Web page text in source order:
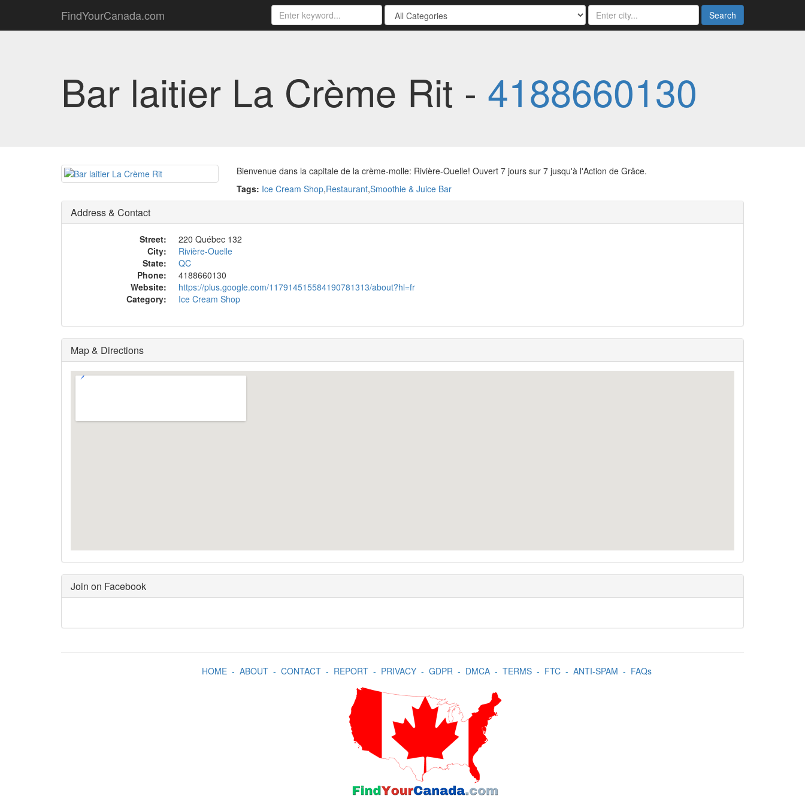
FindYourCanada.com Search
Bar laitier La Crème Rit - 4188660130
Bienvenue dans la capitale de la crème-molle: Rivière-Ouelle! Ouvert 7 jours sur 7 jusqu'à l'Action de Grâce.
Tags: Ice Cream Shop,Restaurant,Smoothie & Juice Bar
Address & Contact
Street:
220 Québec 132
City:
Rivière-Ouelle
State:
QC
Phone:
4188660130
Website:
https://plus.google.com/117914515584190781313/about?hl=fr
Category:
Ice Cream Shop
Map & Directions
Join on Facebook
HOME- ABOUT- CONTACT- REPORT- PRIVACY- GDPR- DMCA- TERMS- FTC- ANTI-SPAM - FAQs